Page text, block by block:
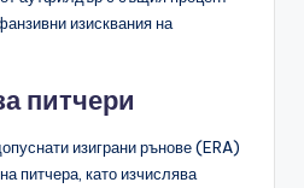
изисквания на
питчери
изиграни рънове (ERA)
питчера, като изчислява